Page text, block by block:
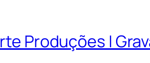
Produções |